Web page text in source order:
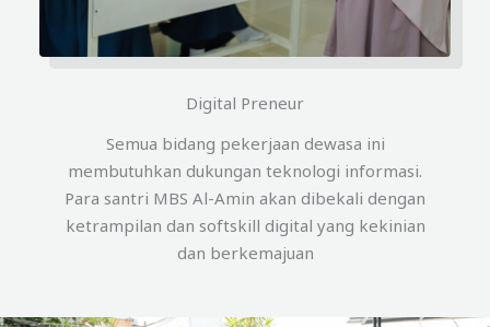
Digital Preneur
Semua bidang pekerjaan dewasa ini
membutuhkan dukungan teknologi informasi.
Para santri MBS Al-Amin akan dibekali dengan
ketrampilan dan softskill digital yang kekinian
dan berkemajuan